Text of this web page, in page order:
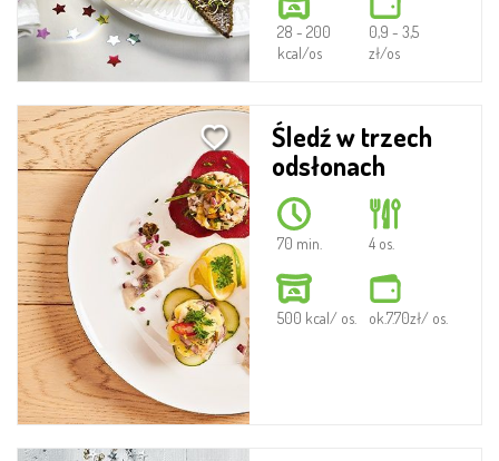
28 - 200
kcal/os
0,9 - 3,5
zł/os
Śledź w trzech
odsłonach
70 min. 4 os.
500 kcal/ os. ok.7.70zł/ os.